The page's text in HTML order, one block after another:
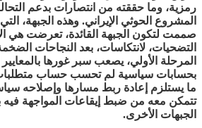
رمزية، وما حققته من انتصارات بدعم
المشروع الحوثي الإيراني. وهذه الجبهة،
صممت لتكون الجبهة القائدة، تعرضت هي
التضحيات، لانتكاسات، بعد النجاحات
المرحلة الأولي، يصعب سبر غورها
بحسابات سياسية لم تحسب حساب متطلبات
ما يستلزم إعادة ربط مسارها وإصلاحه
تتمكن معه من ضبط إيقاعات المواجهة فيه
الجبهات الأخرى.